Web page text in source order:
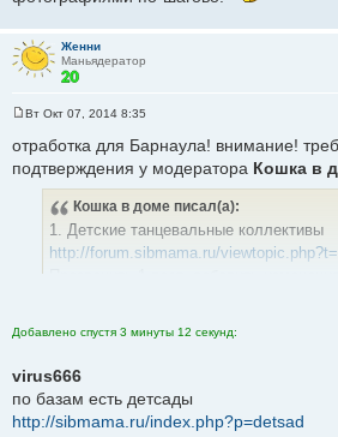
Женни
Маньядератор
о
б
щ
Вт Окт 07, 2014 8:35
отработка для Барнаула! внимание!
подтверждения у модератора Кошка в
Кошка в доме писал(а):
1. Детские танцевальные коллективы
http://forum.sibmama.ru/
2. Детские модельные агентства
Прозвонить 1 пост, добавить
Добавлено спустя 3 минуты 12 секунд:
virus666
по базам есть детсады
http://sibmama.ru/index.php?p=detsad